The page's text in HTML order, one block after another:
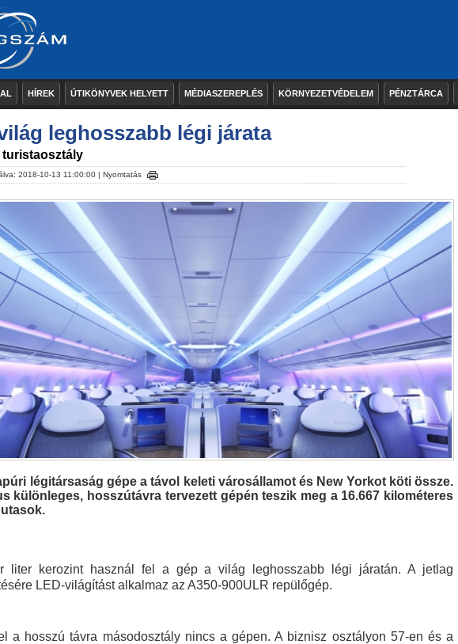
HÍREK ÚTIKÖNYVEK HELYETT MÉDIASZEREPLÉS KÖRNYEZETVÉDELEM PÉNZTÁRCA
leghosszabb légi járata
turistaosztály
2018-10-13 11:00:00 | Nyomtatás
légitársaság gépe a távol keleti városállamot és New Yorkot köti össze.
különleges, hosszútávra tervezett gépén teszik meg a 16.667 kilométeres
liter kerozint használ fel a gép a világ leghosszabb légi járatán. A jetlag
LED-világítást alkalmaz az A350-900ULR repülőgép.
a hosszú távra másodosztály nincs a gépen. A biznisz osztályon 57-en és a